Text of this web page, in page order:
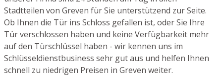
Stadtteilen von Greven für Sie unterstützend zur Seite.
Ob Ihnen die Tür ins Schloss gefallen ist, oder Sie Ihre
Tür verschlossen haben und keine Verfügbarkeit mehr
auf den Türschlüssel haben - wir kennen uns im
Schlüsseldienstbusiness sehr gut aus und helfen Ihnen
schnell zu niedrigen Preisen in Greven weiter.